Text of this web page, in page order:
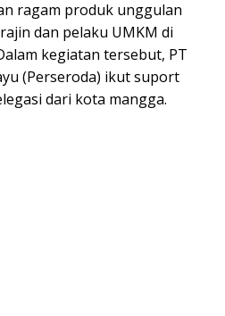
ragam produk unggulan
dan pelaku UMKM di
kegiatan tersebut, PT
(Perseroda) ikut suport
dari kota mangga.